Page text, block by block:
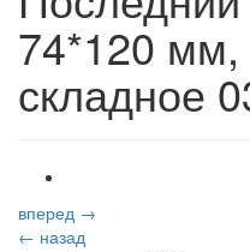
74*120 мм,
складное
вперед →
← назад